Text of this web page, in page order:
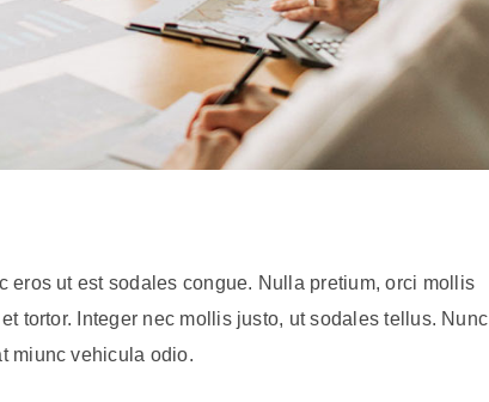
ut est sodales congue. Nulla pretium, orci mollis
tortor. Integer nec mollis justo, ut sodales tellus. Nunc
miunc vehicula odio.